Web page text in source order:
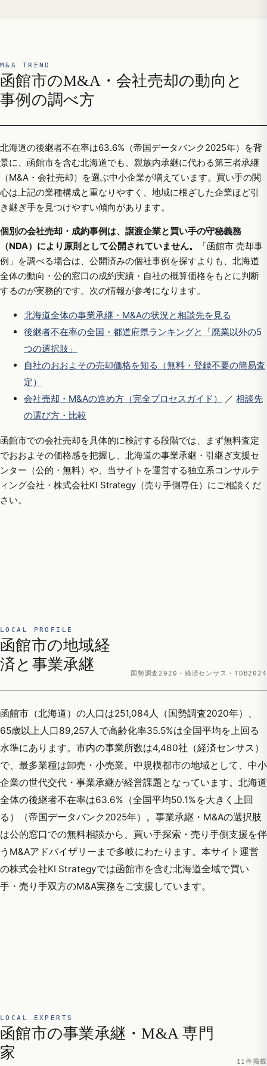
M&A TREND
函館市のM&A・会社売却の動向と
事例の調べ方
北海道の後継者不在率は63.6%（帝国データバンク2025年）を背
景に、函館市を含む北海道でも、親族内承継に代わる第三者承継
（M&A・会社売却）を選ぶ中小企業が増えています。買い手の関
心は上記の業種構成と重なりやすく、地域に根ざした企業ほど引
き継ぎ手を見つけやすい傾向があります。
個別の会社売却・成約事例は、譲渡企業と買い手の守秘義務
（NDA）により原則として公開されていません。
「函館市 売却事
例」を調べる場合は、公開済みの個社事例を探すよりも、北海道
全体の動向・公的窓口の成約実績・自社の概算価格をもとに判断
するのが実務的です。次の情報が参考になります。
北海道全体の事業承継・M&Aの状況と相談先を見る
後継者不在率の全国・都道府県ランキングと「廃業以外の5
つの選択肢」
自社のおおよその売却価格を知る（無料・登録不要の簡易査
定）
会社売却・M&Aの進め方（完全プロセスガイド）
／ 相談先
の選び方・比較
函館市での会社売却を具体的に検討する段階では、まず無料査定
でおおよその価格感を把握し、北海道の事業承継・引継ぎ支援セ
ンター（公的・無料）や、当サイトを運営する独立系コンサルテ
ィング会社・株式会社KI Strategy（売り手側専任）にご相談くだ
さい。
LOCAL PROFILE
函館市の地域経
済と事業承継
国勢調査2020・経済センサス・TDB2024
函館市（北海道）の人口は251,084人（国勢調査2020年）、
65歳以上人口89,257人で高齢化率35.5%は全国平均を上回る
水準にあります。市内の事業所数は4,480社（経済センサス）
で、最多業種は卸売・小売業。中規模都市の地域として、中小
企業の世代交代・事業承継が経営課題となっています。北海道
全体の後継者不在率は63.6%（全国平均50.1%を大きく上回
る）（帝国データバンク2025年）。事業承継・M&Aの選択肢
は公的窓口での無料相談から、買い手探索・売り手側支援を伴
うM&Aアドバイザリーまで多岐にわたります。本サイト運営
の株式会社KI Strategyでは函館市を含む北海道全域で買い
手・売り手双方のM&A実務をご支援しています。
LOCAL EXPERTS
函館市の事業承継・M&A 専門
家
11件掲載